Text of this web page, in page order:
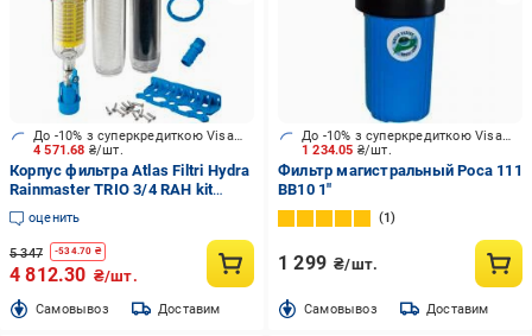
4 571.68 ₴/шт.
До -10% з суперкредиткою Visa Вигода
Корпус фильтра Atlas Filtri Hydra
Rainmaster TRIO 3/4 RAH kit
RA6095224
оценить
5 347 -534.70 ₴
4 812.30 ₴/шт.
Cамовывоз Доставим
1 234.05 ₴/шт.
До -10% з суперкредиткою Visa Вигода
Фильтр магистральный Роса 111
BB10 1"
1
1 299 ₴/шт.
Cамовывоз Доставим